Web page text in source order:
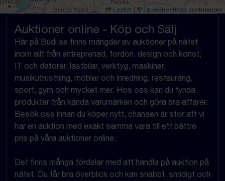
Leaflet © OpenStreetMap contributors
Auktioner online - Köp och Sälj
Här på Budi.se finns mängder av auktioner på nätet
inom allt från entreprenad, fordon, design och konst,
IT och datorer, lastbilar, verktyg, maskiner,
musikutrustning, möbler och inredning, restaurang,
sport, gym och mycket mer. Hos oss kan du fynda
produkter från kända varumärken och göra bra affärer.
Besök oss innan du köper nytt, chansen är stor att vi
har en auktion med exakt samma vara till ett bättre
pris på våra auktioner online.
Det finns många fördelar med att handla på auktion på
nätet. Du får bra överblick och kan snabbt, smidigt och